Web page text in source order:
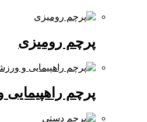
پرچم رومیزی
پرچم راهپیمایی و ورزشی